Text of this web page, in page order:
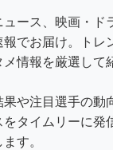
ュース、映画・ド
報でお届け。トレ
情報を厳選して
果や注目選手の動
をタイムリーに発
す。